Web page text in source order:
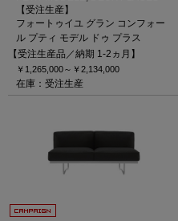
【受注生産】
フォートゥイユ グラン コンフォー
ル プティ モデル ドゥ プラス
【受注生産品／納期 1-2ヵ月】
￥1,265,000～ ￥2,134,000
在庫：受注生産